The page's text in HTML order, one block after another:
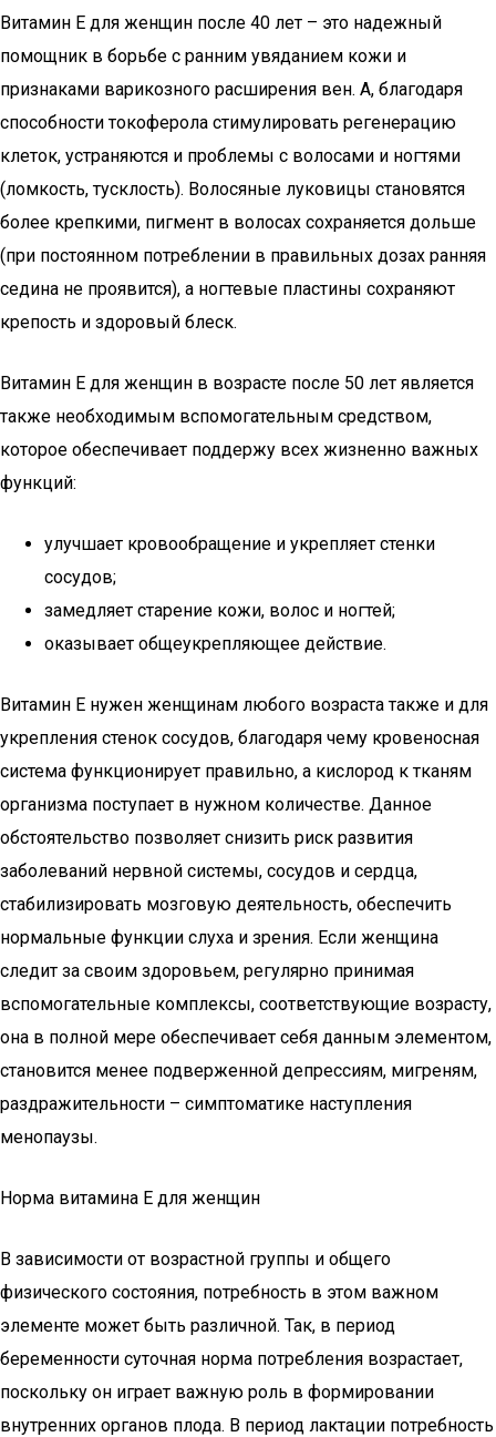
Витамин Е для женщин после 40 лет – это надежный
помощник в борьбе с ранним увяданием кожи и
признаками варикозного расширения вен. А, благодаря
способности токоферола стимулировать регенерацию
клеток, устраняются и проблемы с волосами и ногтями
(ломкость, тусклость). Волосяные луковицы становятся
более крепкими, пигмент в волосах сохраняется дольше
(при постоянном потреблении в правильных дозах ранняя
седина не проявится), а ногтевые пластины сохраняют
крепость и здоровый блеск.
Витамин Е для женщин в возрасте после 50 лет является
также необходимым вспомогательным средством,
которое обеспечивает поддержу всех жизненно важных
функций:
улучшает кровообращение и укрепляет стенки
сосудов;
замедляет старение кожи, волос и ногтей;
оказывает общеукрепляющее действие.
Витамин Е нужен женщинам любого возраста также и для
укрепления стенок сосудов, благодаря чему кровеносная
система функционирует правильно, а кислород к тканям
организма поступает в нужном количестве. Данное
обстоятельство позволяет снизить риск развития
заболеваний нервной системы, сосудов и сердца,
стабилизировать мозговую деятельность, обеспечить
нормальные функции слуха и зрения. Если женщина
следит за своим здоровьем, регулярно принимая
вспомогательные комплексы, соответствующие возрасту,
она в полной мере обеспечивает себя данным элементом,
становится менее подверженной депрессиям, мигреням,
раздражительности – симптоматике наступления
менопаузы.
Норма витамина Е для женщин
В зависимости от возрастной группы и общего
физического состояния, потребность в этом важном
элементе может быть различной. Так, в период
беременности суточная норма потребления возрастает,
поскольку он играет важную роль в формировании
внутренних органов плода. В период лактации потребность